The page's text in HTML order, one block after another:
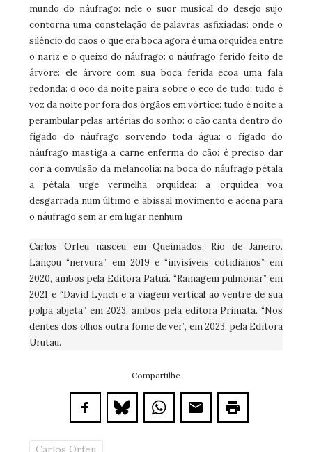
mundo do náufrago: nele o suor musical do desejo sujo
contorna uma constelação de palavras asfixiadas: onde o
silêncio do caos o que era boca agora é uma orquídea entre
o nariz e o queixo do náufrago: o náufrago ferido feito de
árvore: ele árvore com sua boca ferida ecoa uma fala
redonda: o oco da noite paira sobre o eco de tudo: tudo é
voz da noite por fora dos órgãos em vórtice: tudo é noite a
perambular pelas artérias do sonho: o cão canta dentro do
fígado do náufrago sorvendo toda água: o fígado do
náufrago mastiga a carne enferma do cão: é preciso dar
cor a convulsão da melancolia: na boca do náufrago pétala
a pétala urge vermelha orquídea: a orquídea voa
desgarrada num último e abissal movimento e acena para
o náufrago sem ar em lugar nenhum
Carlos Orfeu nasceu em Queimados, Rio de Janeiro.
Lançou “nervura” em 2019 e “invisíveis cotidianos” em
2020, ambos pela Editora Patuá. “Ramagem pulmonar” em
2021 e “David Lynch e a viagem vertical ao ventre de sua
polpa abjeta” em 2023, ambos pela editora Primata. “Nos
dentes dos olhos outra fome de ver”, em 2023, pela Editora
Urutau.
Compartilhe